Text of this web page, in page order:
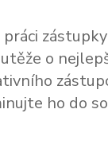
o
ho do